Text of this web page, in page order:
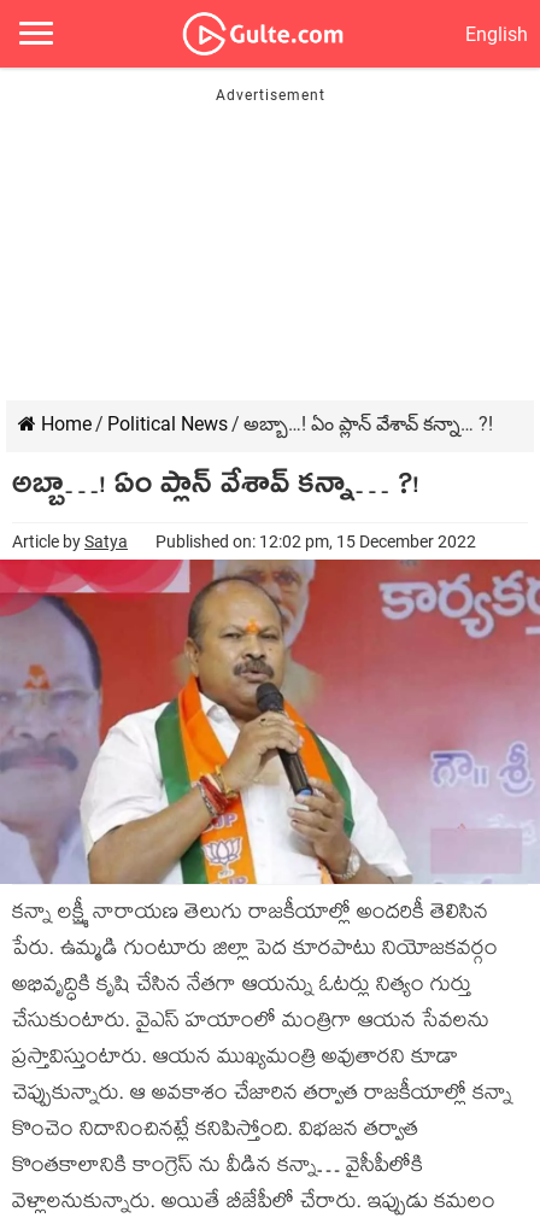
English
Home/ Political News/ అబ్బా…! ఏం ప్లాన్ వేశావ్ కన్నా… ?!
అబ్బా…! ఏం ప్లాన్ వేశావ్ కన్నా… ?!
Article bySatya Published on: 12:02 pm, 15 December 2022
కన్నా లక్ష్మీ నారాయణ తెలుగు రాజకీయాల్లో అందరికీ తెలిసిన
పేరు. ఉమ్మడి గుంటూరు జిల్లా పెద కూరపాటు నియోజకవర్గం
అభివృద్ధికి కృషి చేసిన నేతగా ఆయన్ను ఓటర్లు నిత్యం గుర్తు
చేసుకుంటారు. వైఎస్ హయాంలో మంత్రిగా ఆయన సేవలను
ప్రస్తావిస్తుంటారు. ఆయన ముఖ్యమంత్రి అవుతారని కూడా
చెప్పుకున్నారు. ఆ అవకాశం చేజారిన తర్వాత రాజకీయాల్లో కన్నా
కొంచెం నిదానించినట్లే కనిపిస్తోంది. విభజన తర్వాత
కొంతకాలానికి కాంగ్రెస్ ను వీడిన కన్నా… వైసీపీలోకి
వెళ్లాలనుకున్నారు. అయితే బీజేపీలో చేరారు. ఇప్పుడు కమలం